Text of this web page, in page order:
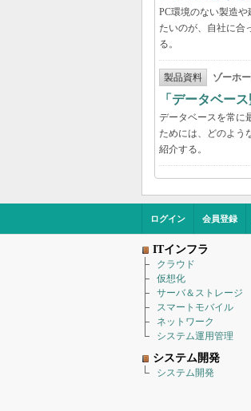
PC環境のない製造
たいのが、自社に合
る。
製品資料 ゾーホ
「データベー
データベースを常に
ためには、どのよう
紹介する。
ログイン 会員登録
ITインフラ
クラウド
仮想化
サーバ＆ストレージ
スマートモバイル
ネットワーク
システム運用管理
システム開発
システム開発